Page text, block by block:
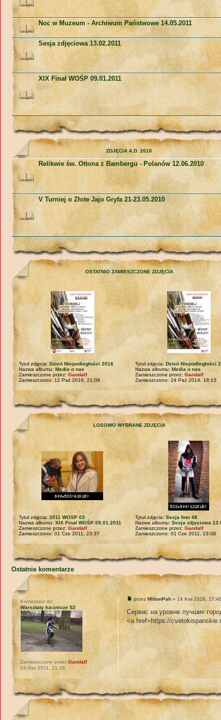
Noc w Muzeum - Archiwum Państwowe 14.05.2011
Sesja zdjęciowa 13.02.2011
XIX Finał WOŚP 09.01.2011
ZDJĘCIA A.D. 2010
Relikwie św. Ottona z Bambergu - Polanów 12.06.2010
V Turniej o Złote Jajo Gryfa 21-23.05.2010
OSTATNIO ZAMIESZCZONE ZDJĘCIA
Tytuł zdjęcia:Dzień Niepodległości 2016
Nazwa albumu:Media o nas
Zamieszczone przez:Gandalf
Zamieszczono: 12 Paź 2016, 21:09
Tytuł zdjęcia:Dzień Niepodległości
Nazwa albumu:Media o nas
Zamieszczone przez:Gandalf
Zamieszczono: 24 Paź 2014, 18:15
LOSOWO WYBRANE ZDJĘCIA
Tytuł zdjęcia:2011 WOSP 03
Nazwa albumu:XIX Finał WOŚP 09.01.2011
Zamieszczone przez:Gandalf
Zamieszczono: 01 Cze 2011, 23:37
Tytuł zdjęcia:Sesja foto 48
Nazwa albumu:Sesja zdjęciowa
Zamieszczone przez:Gandalf
Zamieszczono: 01 Cze 2011, 23:08
Ostatnie komentarze
przezMiltonPah » 14 Kwi 2026,
Сервис на уровне лучших
<a href=https://
Komentarz do:
Warsztaty łucznicze 52
Zamieszczone przezGandalf
04 Gru 2011, 21:26